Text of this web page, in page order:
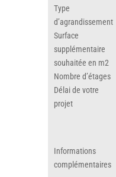
Type
d’agrandissement
Surface
supplémentaire
souhaitée en m2
Nombre d’étages
Délai de votre
projet
Informations
complémentaires